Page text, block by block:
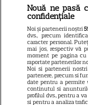
7
Nouă ne pasă
confidențiale
Noi și partenerii noștri
dvs., precum
caracter personal.
mai jos, respectiv vă
moment pe pagina
raportate partenerilor
Noi si partenerii
partenere, precum si
date pentru a permite
continutul si
profilul dvs., pentru a
si pentru a analiza